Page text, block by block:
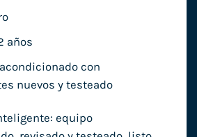
años
con
nuevos y testeado
equipo